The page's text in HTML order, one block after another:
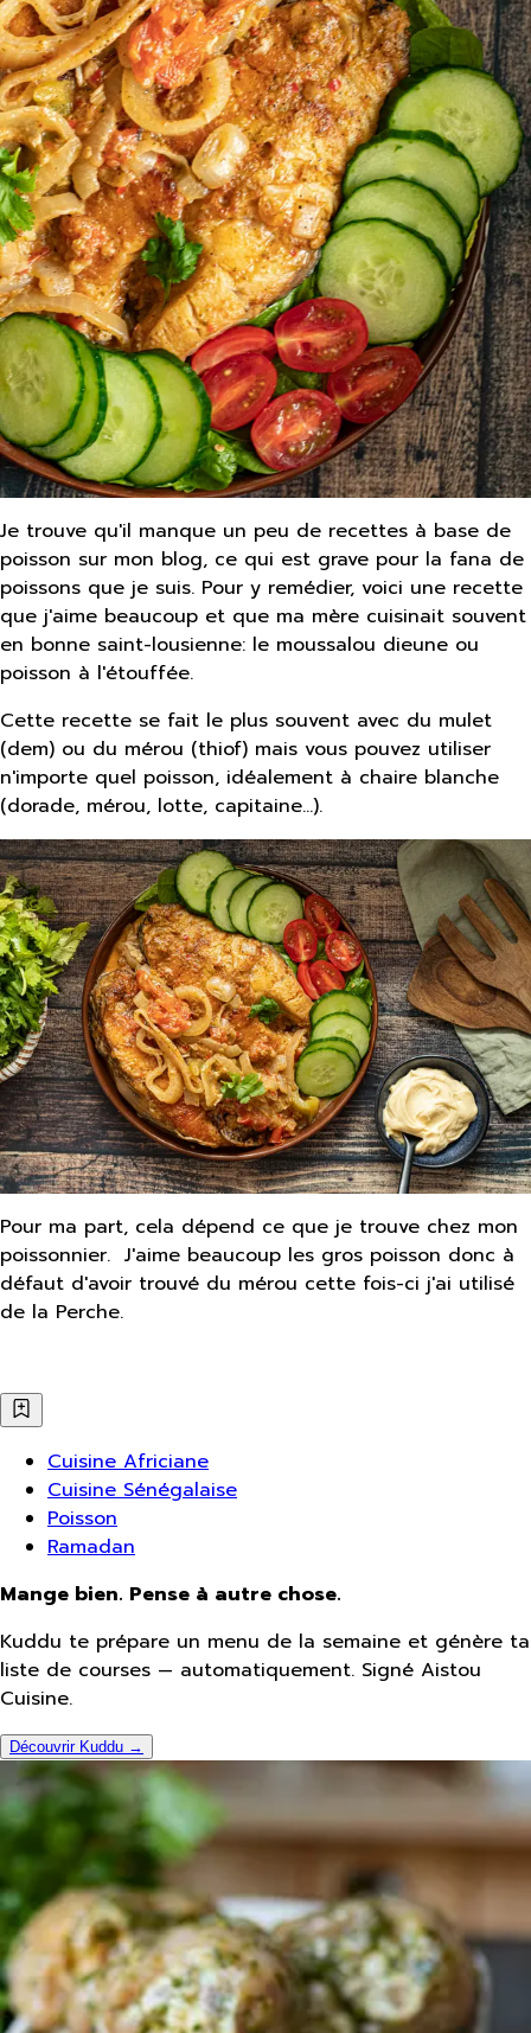
Je trouve qu'il manque un peu de recettes à base de
poisson sur mon blog, ce qui est grave pour la fana de
poissons que je suis. Pour y remédier, voici une recette
que j'aime beaucoup et que ma mère cuisinait souvent
en bonne saint-lousienne: le moussalou dieune ou
poisson à l'étouffée.
Cette recette se fait le plus souvent avec du mulet
(dem) ou du mérou (thiof) mais vous pouvez utiliser
n'importe quel poisson, idéalement à chaire blanche
(dorade, mérou, lotte, capitaine...).
Pour ma part, cela dépend ce que je trouve chez mon
poissonnier. J'aime beaucoup les gros poisson donc à
défaut d'avoir trouvé du mérou cette fois-ci j'ai utilisé
de la Perche.
Cuisine Africiane
Cuisine Sénégalaise
Poisson
Ramadan
Mange bien. Pense à autre chose.
Kuddu te prépare un menu de la semaine et génère ta
liste de courses — automatiquement. Signé Aistou
Cuisine.
Découvrir Kuddu →